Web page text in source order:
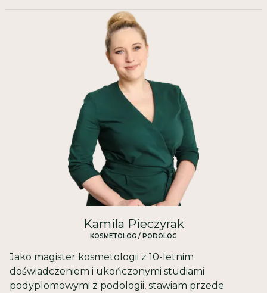
Kamila Pieczyrak
KOSMETOLOG / PODOLOG
Jako magister kosmetologii z 10-letnim
doświadczeniem i ukończonymi studiami
podyplomowymi z podologii, stawiam przede